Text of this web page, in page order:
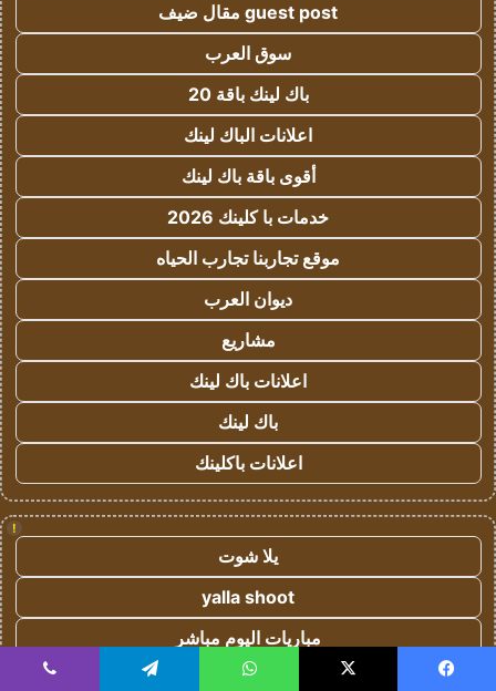
guest post مقال ضيف
سوق العرب
باك لينك باقة 20
اعلانات الباك لينك
أقوى باقة باك لينك
خدمات با كلينك 2026
موقع تجاربنا تجارب الحياه
ديوان العرب
مشاريع
اعلانات باك لينك
باك لينك
اعلانات باكلينك
!
يلا شوت
yalla shoot
مباريات اليوم مباشر
برشلونة مباشر